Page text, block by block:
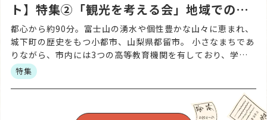
ト】特集②「観光を考える会」地域での活
動がスタート
都心から約90分。富士山の湧水や個性豊かな山々に恵まれ、
城下町の歴史をもつ小都市、山梨県都留市。 小さなまちであ
りながら、市内には3つの高等教育機関を有しており、学園
都市でもあります。 そんな都留市で生まれた、「都留市を
[…]
特集